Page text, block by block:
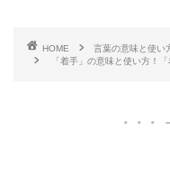
HOME
言葉の意味と使い
「着手」の意味と使い方！